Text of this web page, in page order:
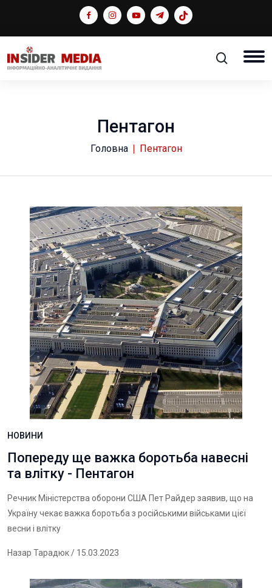
Пентагон
Головна Пентагон
НОВИНИ
Попереду ще важка боротьба навесні
та влітку - Пентагон
Речник Міністерства оборони США Пет Райдер заявив, що на
Україну чекає важка боротьба з російськими військами цієї
весни і влітку
Назар Тарадюк/ 15.03.2023